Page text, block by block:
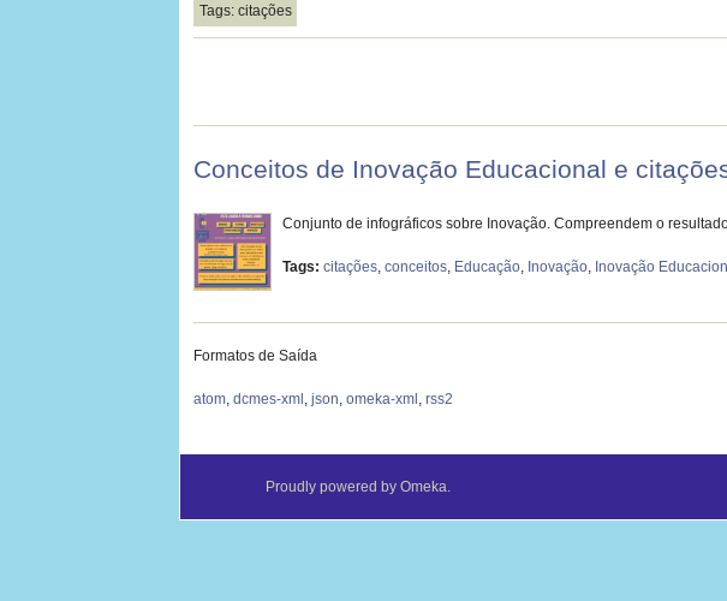
Tags: citações
Conceitos de Inovação Educacional e
Conjunto de infográficos sobre Inovação. Compreendem o
Tags: citações,conceitos, Educação, Inovação, Inovação
Formatos de Saída
atom,dcmes-xml ,json,omeka-xml ,rss2
Proudly powered byOmeka.